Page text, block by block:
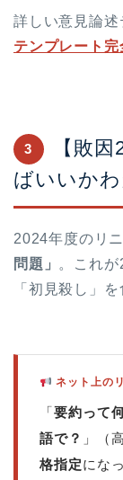
詳しい意見論述
テンプレート完
3
【敗
ばいいか
2024年度のリ
問題」 。これ
「初見殺し」
ネット上の
「要約って
語で？ 」（
格指定にな